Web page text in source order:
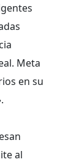
Meta
en su
al